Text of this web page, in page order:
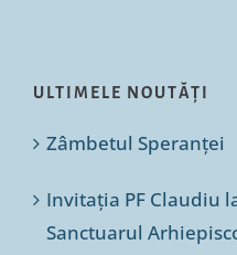
ULTIMELE NOUTĂȚI
Zâmbetul Speranței
Invitația PF Claudiu
Sanctuarul